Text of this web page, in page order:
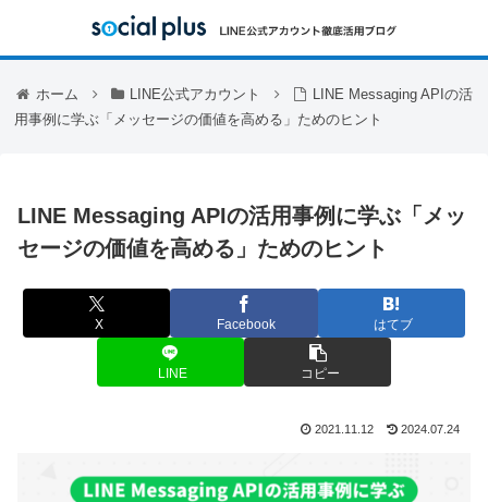
ホーム LINE公式アカウント
LINE Messaging APIの活
用事例に学ぶ「メッセージの価値を高める」ためのヒント
LINE Messaging APIの活用事例に学ぶ「メッ
セージの価値を高める」ためのヒント
X Facebook はてブ
LINE コピー
2021.11.12 2024.07.24